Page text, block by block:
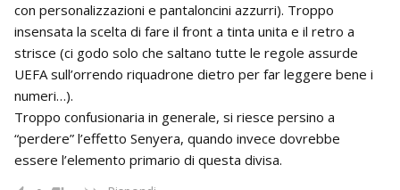
con personalizzazioni e pantaloncini azzurri). Troppo
insensata la scelta di fare il front a tinta unita e il retro a
strisce (ci godo solo che saltano tutte le regole assurde
UEFA sull’orrendo riquadrone dietro per far leggere bene i
numeri…).
Troppo confusionaria in generale, si riesce persino a
“perdere” l’effetto Senyera, quando invece dovrebbe
essere l’elemento primario di questa divisa.